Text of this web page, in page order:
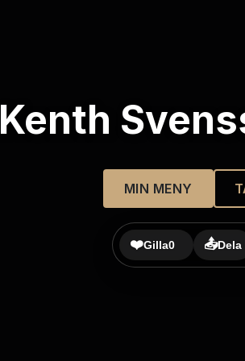
Kenth
MIN MENY
❤️Gilla0 📤Dela